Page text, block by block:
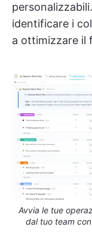
identificare i
a ottimizzare il
Avvia le tue
dal tuo team